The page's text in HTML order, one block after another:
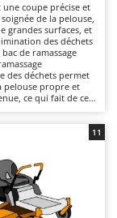
une coupe précise et
de la pelouse,
grandes surfaces, et
des déchets
de ramassage
des déchets permet
pelouse propre et
ce qui fait de ces
optimales, il est
vider le bac lorsqu’il
vérifier
la propreté et
11